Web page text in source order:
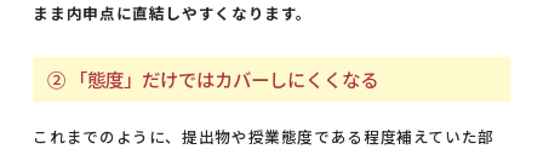
まま内申点に直結しやすくなります。
② 「態度」だけではカバーしにくくなる
これまでのように、提出物や授業態度である程度補えていた部